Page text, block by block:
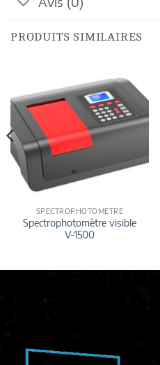
PRODUITS SIMILAIRES
SPECTROPHOTOMETRE
Spectrophotomètre visible
V-1500